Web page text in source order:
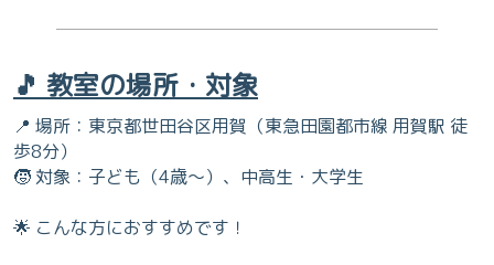
🎵 教室の場所・対象
📍 場所：東京都世田谷区用賀（東急田園都市線 用賀駅 徒
歩8分）
🧒 対象：子ども（4歳～）、中高生・大学生
🌟 こんな方におすすめです！